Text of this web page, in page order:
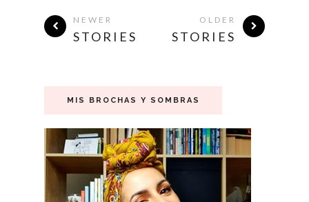
NEWER
STORIES
OLDER
STORIES
MIS BROCHAS Y SOMBRAS